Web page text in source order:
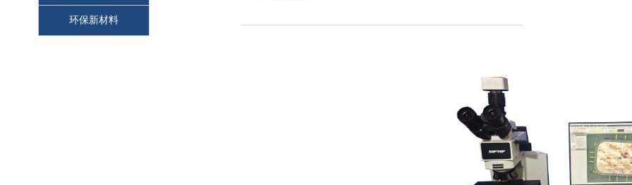
环保新材料